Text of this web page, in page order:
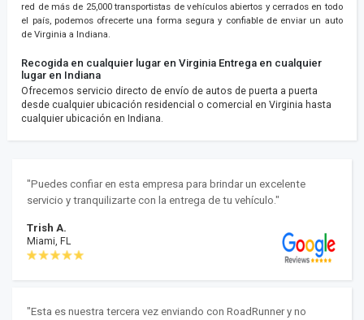
red de más de 25,000 transportistas de vehículos abiertos y cerrados en todo
el país, podemos ofrecerte una forma segura y confiable de enviar un auto
de Virginia a Indiana.
Recogida en cualquier lugar en Virginia Entrega en cualquier
lugar en Indiana
Ofrecemos servicio directo de envío de autos de puerta a puerta
desde cualquier ubicación residencial o comercial en Virginia hasta
cualquier ubicación en Indiana.
"Puedes confiar en esta empresa para brindar un excelente
servicio y tranquilizarte con la entrega de tu vehículo."
Trish A.
Miami, FL
"Esta es nuestra tercera vez enviando con RoadRunner y no